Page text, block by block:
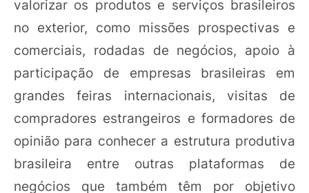
valorizar os produtos e serviços brasileiros
no exterior, como missões prospectivas e
comerciais, rodadas de negócios, apoio à
participação de empresas brasileiras em
grandes feiras internacionais, visitas de
compradores estrangeiros e formadores de
opinião para conhecer a estrutura produtiva
brasileira entre outras plataformas de
negócios que também têm por objetivo